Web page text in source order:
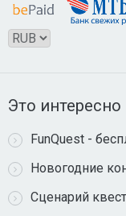
Это интересно
FunQuest -
Новогодние
Сценарий